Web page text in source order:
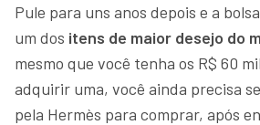
Pule para uns anos depois e a
um dos itens de maior desejo do
mesmo que você tenha os R$ 60
adquirir uma, você ainda precisa
pela Hermès para comprar, após